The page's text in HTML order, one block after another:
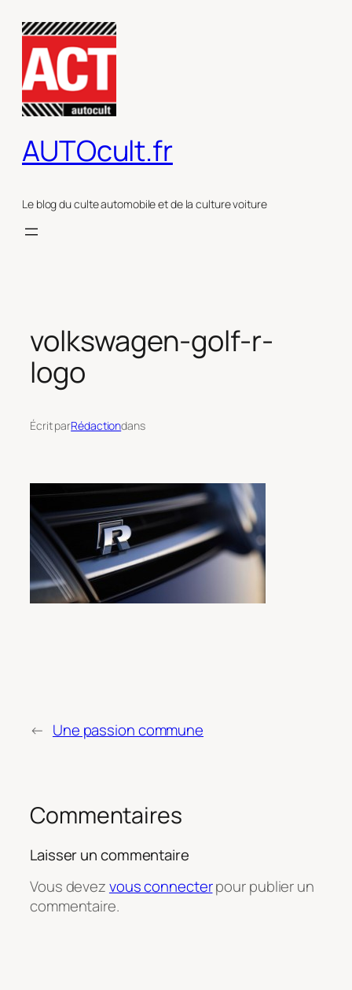
contenu
AUTOcult.fr
Le blog du culte automobile et de la culture voiture
volkswagen-golf-r-
logo
Écrit parRédactiondans
← Une passion commune
Commentaires
Laisser un commentaire
Vous devezvous connecterpour publier un
commentaire.